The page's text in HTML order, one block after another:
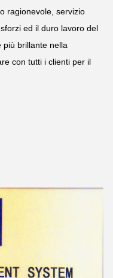
ragionevole, servizio
ed il duro lavoro del
più brillante nella
con tutti i clienti per il